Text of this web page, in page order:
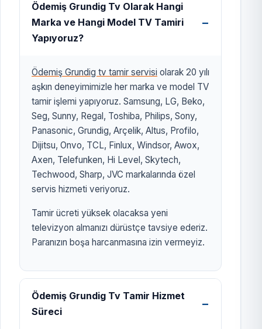
Ödemiş Grundig Tv Olarak Hangi
Marka ve Hangi Model TV Tamiri
Yapıyoruz?
Ödemiş Grundig tv tamir servisi olarak 20 yılı
aşkın deneyimimizle her marka ve model TV
tamir işlemi yapıyoruz. Samsung, LG, Beko,
Seg, Sunny, Regal, Toshiba, Philips, Sony,
Panasonic, Grundig, Arçelik, Altus, Profilo,
Dijitsu, Onvo, TCL, Finlux, Windsor, Awox,
Axen, Telefunken, Hi Level, Skytech,
Techwood, Sharp, JVC markalarında özel
servis hizmeti veriyoruz.
Tamir ücreti yüksek olacaksa yeni
televizyon almanızı dürüstçe tavsiye ederiz.
Paranızın boşa harcanmasına izin vermeyiz.
Ödemiş Grundig Tv Tamir Hizmet
Süreci